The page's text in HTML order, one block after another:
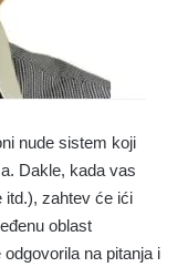
nude sistem koji
Dakle, kada vas
itd.), zahtev će ići
oblast
na pitanja i